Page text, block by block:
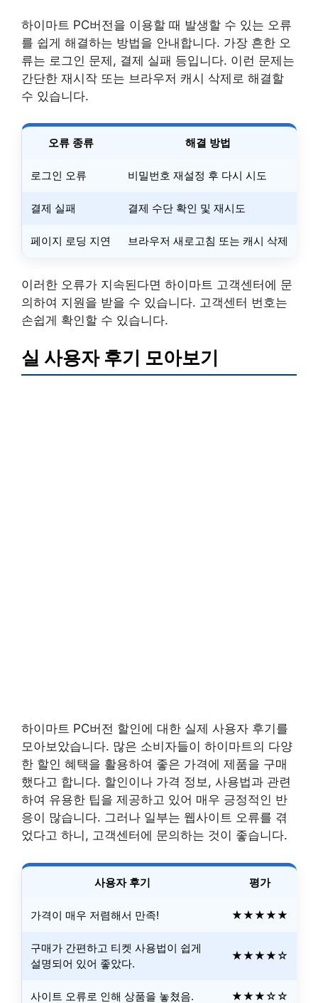
하이마트 PC버전을 이용할 때 발생할 수 있는 오류
를 쉽게 해결하는 방법을 안내합니다. 가장 흔한 오
류는 로그인 문제, 결제 실패 등입니다. 이런 문제는
간단한 재시작 또는 브라우저 캐시 삭제로 해결할
수 있습니다.
오류 종류 해결 방법
로그인 오류 비밀번호 재설정 후 다시 시도
결제 실패 결제 수단 확인 및 재시도
페이지 로딩 지연 브라우저 새로고침 또는 캐시 삭제
이러한 오류가 지속된다면 하이마트 고객센터에 문
의하여 지원을 받을 수 있습니다. 고객센터 번호는
손쉽게 확인할 수 있습니다.
실 사용자 후기 모아보기
하이마트 PC버전 할인에 대한 실제 사용자 후기를
모아보았습니다. 많은 소비자들이 하이마트의 다양
한 할인 혜택을 활용하여 좋은 가격에 제품을 구매
했다고 합니다. 할인이나 가격 정보, 사용법과 관련
하여 유용한 팁을 제공하고 있어 매우 긍정적인 반
응이 많습니다. 그러나 일부는 웹사이트 오류를 겪
었다고 하니, 고객센터에 문의하는 것이 좋습니다.
사용자 후기 평가
가격이 매우 저렴해서 만족! ★★★★★
구매가 간편하고 티켓 사용법이 쉽게
설명되어 있어 좋았다.
★★★★☆
사이트 오류로 인해 상품을 놓쳤음. ★★★☆☆